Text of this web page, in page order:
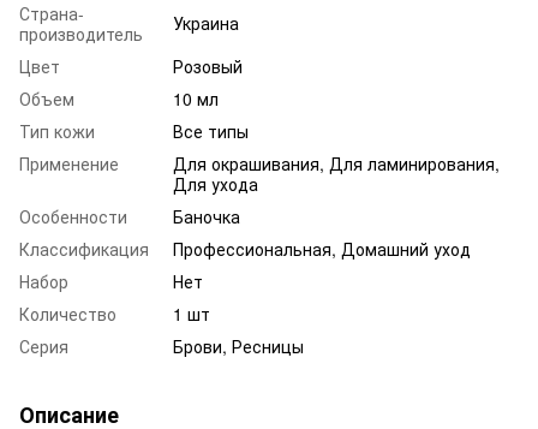
Страна-
производитель
Украина
Цвет
Розовый
Объем
10 мл
Тип кожи
Все типы
Применение
Для окрашивания, Для ламинирования,
Для ухода
Особенности
Баночка
Классификация
Профессиональная, Домашний уход
Набор
Нет
Количество
1 шт
Серия
Брови, Ресницы
Описание